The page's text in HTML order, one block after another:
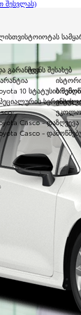
შესვლას)
გარანტია
10 სტატუსის
სერვისის
Casco - დაზღვევა
Casco -
ტოიოტას
ჩვენს შესახებ